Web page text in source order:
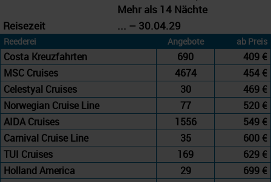
Mehr als 14 Nächte
Reisezeit
... – 30.04.29
Reederei Angebote ab Preis
Costa Kreuzfahrten 690
409 €
MSC Cruises
4674
454 €
Celestyal Cruises
30
469 €
Norwegian Cruise Line
77
520 €
AIDA Cruises
1556
549 €
Carnival Cruise Line
35
600 €
TUI Cruises
169
629 €
Holland America
29 699 €